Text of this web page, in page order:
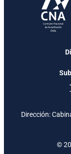
Dirección:
©